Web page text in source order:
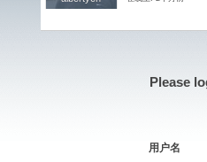
Please
用户名